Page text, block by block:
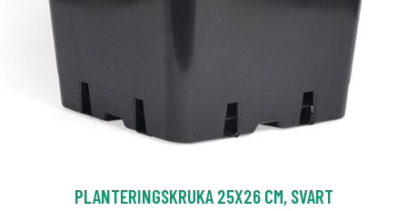
PLANTERINGSKRUKA 25X26 CM, SVART